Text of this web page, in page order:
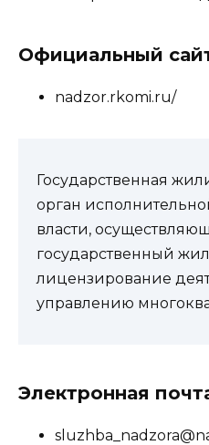
Официальный
nadzor.rkomi.ru/
Государственная
орган
власти,
государственный
лицензирование
управлению
Электронная